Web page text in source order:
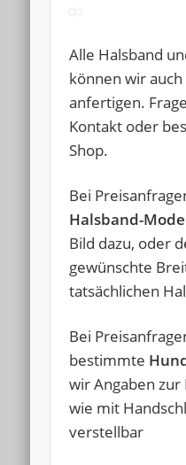
Alle Halsband
können wir
anfertigen.
Kontakt oder
Shop.
Bei
Halsband-
Bild dazu, oder
gewünschte
tatsächlichen
Bei
bestimmte
wir Angaben zur
wie mit
verstellbar